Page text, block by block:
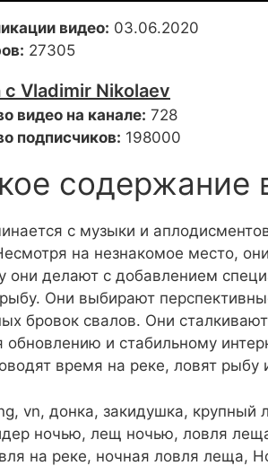
видео: 03.06.2020
27305
Vladimir Nikolaev
видео на канале: 728
подписчиков: 198000
содержание
с музыки и
на незнакомое место,
они делают с добавлением
Они выбирают
бровок свалов. Они
обновлению и стабильному
время на реке, ловят
vn, донка, закидушка,
ночью, лещ ночью, ловля
на реке, ночная ловля леща,